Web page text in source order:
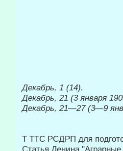
Декабрь, 1 (14).
Декабрь, 21 (3 января
Декабрь, 21—27 (3—9
Τ TTC РСДРП для